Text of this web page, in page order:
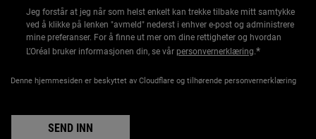
Jeg forstår at jeg når som helst enkelt kan trekke tilbake mitt samtykke
ved å klikke på lenken "avmeld" nederst i enhver e-post og administrere
mine preferanser. For å finne ut mer om dine rettigheter og hvordan
L’Oréal bruker informasjonen din, se vår personvernerklæring.*
Denne hjemmesiden er beskyttet av Cloudflare og tilhørende personvernerklæring
SEND INN